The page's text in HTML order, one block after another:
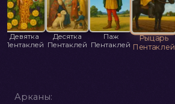
Девятка
Пентаклей
Десятка
Пентаклей
Паж
Пентаклей
Рыцарь
Пентаклей
Арканы: